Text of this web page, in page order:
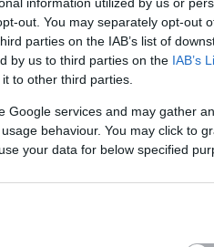
out. You may separately opt-out
parties on the IAB’s list of
by us to third parties on the IAB’s
to other third parties.
Google services and may gather
behaviour. You may click to
your data for below specified